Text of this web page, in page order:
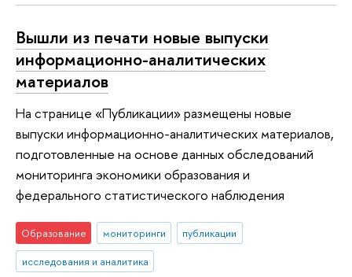
Вышли из печати новые выпуски
информационно-аналитических
материалов
На странице «Публикации» размещены новые
выпуски информационно-аналитических материалов,
подготовленные на основе данных обследований
мониторинга экономики образования и
федерального статистического наблюдения
Образование мониторинги
публикации
исследования и аналитика